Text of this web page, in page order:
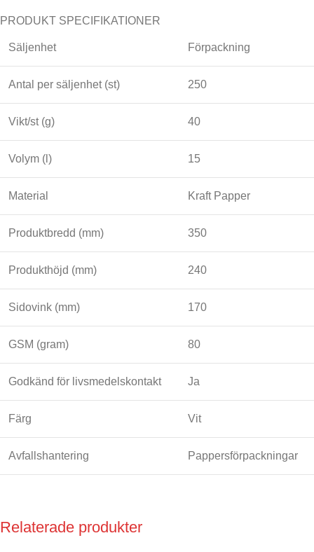
PRODUKT SPECIFIKATIONER
Säljenhet Förpackning
Antal per säljenhet (st) 250
Vikt/st (g) 40
Volym (l) 15
Material Kraft Papper
Produktbredd (mm) 350
Produkthöjd (mm) 240
Sidovink (mm) 170
GSM (gram) 80
Godkänd för livsmedelskontakt Ja
Färg Vit
Avfallshantering Pappersförpackningar
Relaterade produkter